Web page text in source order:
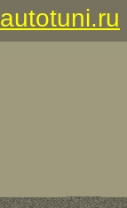
autotuni.ru